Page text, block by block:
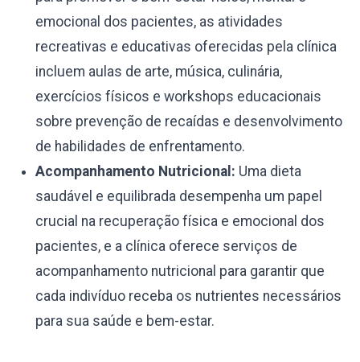
emocional dos pacientes, as atividades
recreativas e educativas oferecidas pela clínica
incluem aulas de arte, música, culinária,
exercícios físicos e workshops educacionais
sobre prevenção de recaídas e desenvolvimento
de habilidades de enfrentamento.
Acompanhamento Nutricional: Uma dieta
saudável e equilibrada desempenha um papel
crucial na recuperação física e emocional dos
pacientes, e a clínica oferece serviços de
acompanhamento nutricional para garantir que
cada indivíduo receba os nutrientes necessários
para sua saúde e bem-estar.